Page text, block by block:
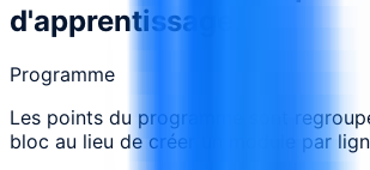
d'apprentissage.
Programme
Les points du programme sont
bloc au lieu de créer un module par